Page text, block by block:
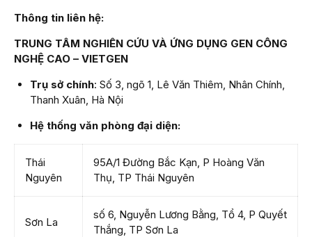
Thông tin liên hệ:
TRUNG TÂM NGHIÊN CỨU VÀ ỨNG DỤNG GEN CÔNG
NGHỆ CAO – VIETGEN
Trụ sở chính: Số 3, ngõ 1, Lê Văn Thiêm, Nhân Chính,
Thanh Xuân, Hà Nội
Hệ thống văn phòng đại diện:
Thái
Nguyên
95A/1 Đường Bắc Kạn, P Hoàng Văn
Thụ, TP Thái Nguyên
Sơn La
số 6, Nguyễn Lương Bằng, Tổ 4, P Quyết
Thắng, TP Sơn La